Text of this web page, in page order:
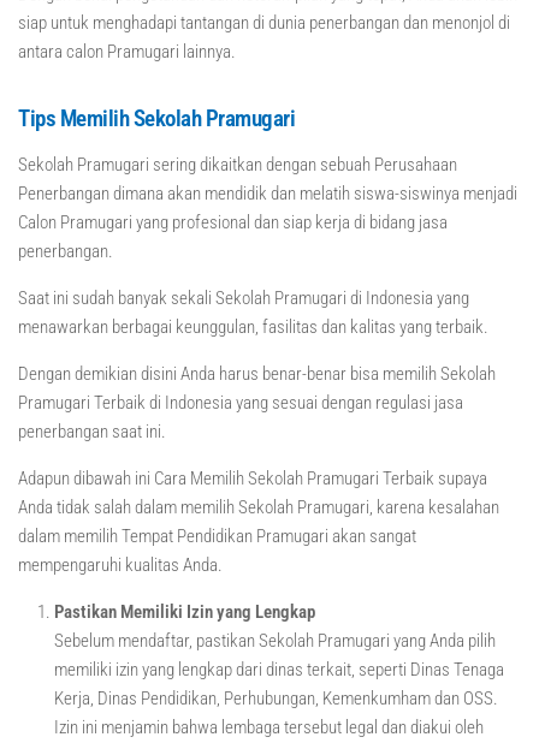
siap untuk menghadapi tantangan di dunia penerbangan dan menonjol di
antara calon Pramugari lainnya.
Tips Memilih Sekolah Pramugari
Sekolah Pramugari sering dikaitkan dengan sebuah Perusahaan
Penerbangan dimana akan mendidik dan melatih siswa-siswinya menjadi
Calon Pramugari yang profesional dan siap kerja di bidang jasa
penerbangan.
Saat ini sudah banyak sekali Sekolah Pramugari di Indonesia yang
menawarkan berbagai keunggulan, fasilitas dan kalitas yang terbaik.
Dengan demikian disini Anda harus benar-benar bisa memilih Sekolah
Pramugari Terbaik di Indonesia yang sesuai dengan regulasi jasa
penerbangan saat ini.
Adapun dibawah ini Cara Memilih Sekolah Pramugari Terbaik supaya
Anda tidak salah dalam memilih Sekolah Pramugari, karena kesalahan
dalam memilih Tempat Pendidikan Pramugari akan sangat
mempengaruhi kualitas Anda.
Pastikan Memiliki Izin yang Lengkap
Sebelum mendaftar, pastikan Sekolah Pramugari yang Anda pilih
memiliki izin yang lengkap dari dinas terkait, seperti Dinas Tenaga
Kerja, Dinas Pendidikan, Perhubungan, Kemenkumham dan OSS.
Izin ini menjamin bahwa lembaga tersebut legal dan diakui oleh